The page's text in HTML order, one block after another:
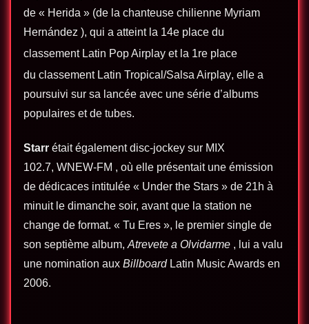
de « Herida » (de la chanteuse chilienne Myriam
Hernández ), qui a atteint la 14e place du
classement Latin Pop Airplay et la 1re place
du classement Latin Tropical/Salsa Airplay, elle a
poursuivi sur sa lancée avec une série d’albums
populaires et de tubes.
Starr était également disc-jockey sur MIX
102.7, WNEW-FM , où elle présentait une émission
de dédicaces intitulée « Under the Stars » de 21h à
minuit le dimanche soir, avant que la station ne
change de format. « Tu Eres », le premier single de
son septième album, Atrevete a Olvidarme , lui a valu
une nomination aux BillboardLatin Music Awards en
2006.